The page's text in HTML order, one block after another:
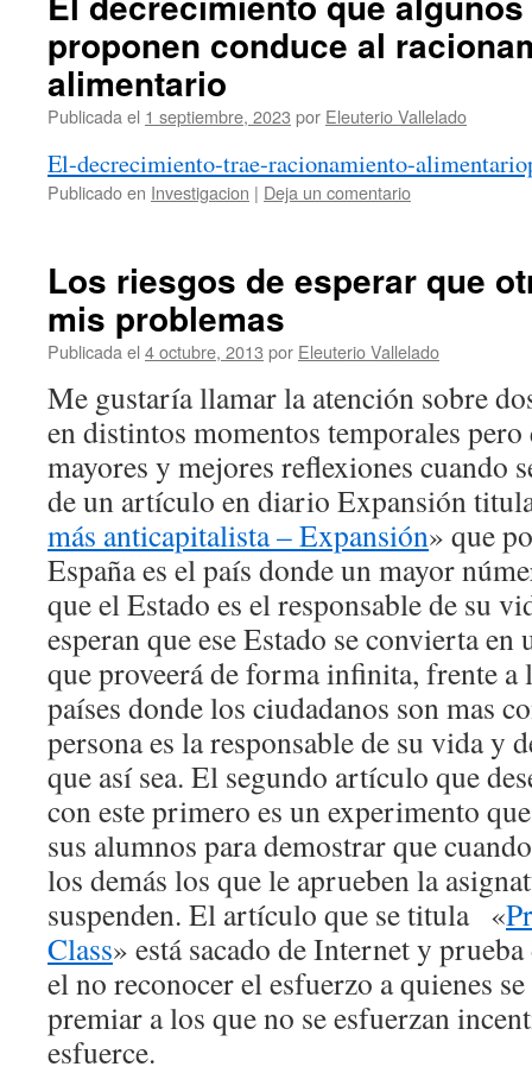
proponen conduce al
alimentario
Publicada el 1 septiembre, 2023 por Eleuterio Vallelado
El-decrecimiento-trae-racionamiento-
Publicado en Investigacion | Deja un comentario
Los riesgos de esperar que
mis problemas
Publicada el 4 octubre, 2013 por Eleuterio Vallelado
Me gustaría llamar la atención sobre
en distintos momentos temporales
mayores y mejores reflexiones cuando
de un artículo en diario Expansión
más anticapitalista – Expansión» que
España es el país donde un mayor
que el Estado es el responsable de su
esperan que ese Estado se convierta en
que proveerá de forma infinita, frente a
países donde los ciudadanos son mas
persona es la responsable de su vida y
que así sea. El segundo artículo que
con este primero es un experimento
sus alumnos para demostrar que
los demás los que le aprueben la
suspenden. El artículo que se titula «
Class» está sacado de Internet y
el no reconocer el esfuerzo a quienes
premiar a los que no se esfuerzan
esfuerce.